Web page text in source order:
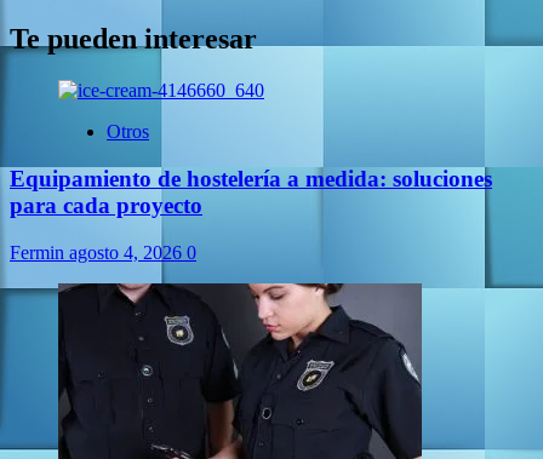
Te pueden interesar
Otros
Equipamiento de hostelería a medida: soluciones
para cada proyecto
Fermin agosto 4, 2026 0